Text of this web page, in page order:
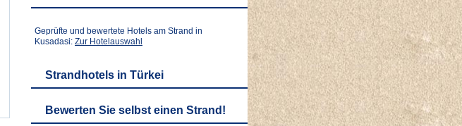
Geprüfte und bewertete Hotels am Strand in
Kusadasi: Zur Hotelauswahl
Strandhotels in Türkei
Bewerten Sie selbst einen Strand!